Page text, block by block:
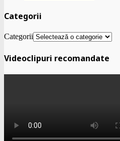
Categorii
Categorii
Videoclipuri recomandate